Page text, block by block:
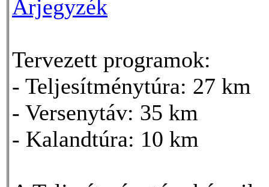
Árjegyzék
Tervezett programok:
- Teljesítménytúra: 27 km
- Versenytáv: 35 km
- Kalandtúra: 10 km